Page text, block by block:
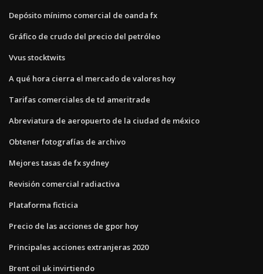
Depósito mínimo comercial de oanda fx
Gráfico de crudo del precio del petróleo
Vvus stocktwits
A qué hora cierra el mercado de valores hoy
Tarifas comerciales de td ameritrade
Abreviatura de aeropuerto de la ciudad de méxico
Obtener fotografías de archivo
Mejores tasas de fx sydney
Revisión comercial radiactiva
Plataforma ficticia
Precio de las acciones de gpor hoy
Principales acciones extranjeras 2020
Brent oil uk invirtiendo